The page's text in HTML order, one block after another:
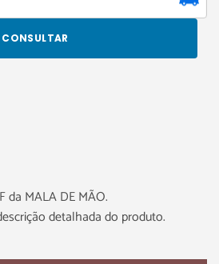
CONSULTAR
da MALA DE MÃO.
detalhada do produto.